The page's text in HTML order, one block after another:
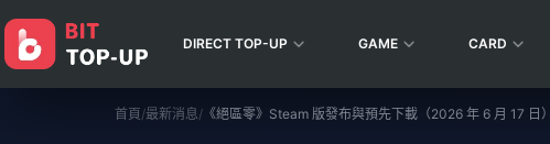
DIRECT TOP-UP GAME CARD
首頁/最新消息/ 《絕區零》Steam 版發布與預先下載（2026 年 6 月 17 日